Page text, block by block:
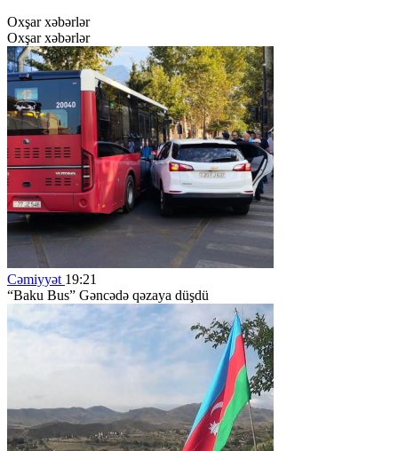
Oxşar xəbərlər
Oxşar xəbərlər
Cəmiyyət 19:21
“Baku Bus” Gəncədə qəzaya düşdü